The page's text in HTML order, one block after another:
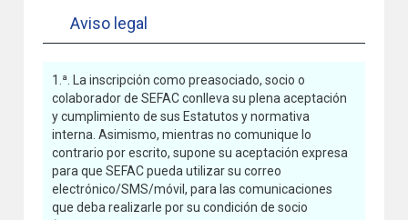
Aviso legal
1.ª. La inscripción como preasociado, socio o
colaborador de SEFAC conlleva su plena aceptación
y cumplimiento de sus Estatutos y normativa
interna. Asimismo, mientras no comunique lo
contrario por escrito, supone su aceptación expresa
para que SEFAC pueda utilizar su correo
electrónico/SMS/móvil, para las comunicaciones
que deba realizarle por su condición de socio